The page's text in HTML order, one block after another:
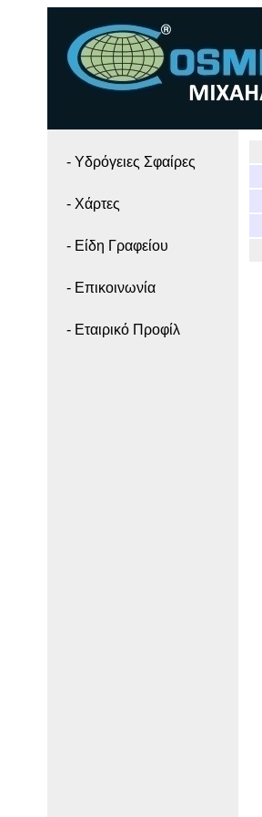
- Yδρόγειες Σφαίρες
- Χάρτες
- Είδη Γραφείου
- Επικοινωνία
- Εταιρικό Προφίλ